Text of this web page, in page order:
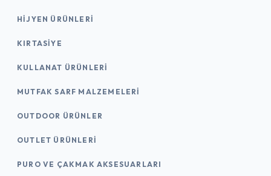
HIJYEN ÜRÜNLERI
KIRTASİYE
KULLANAT ÜRÜNLERI
MUTFAK SARF MALZEMELERI
OUTDOOR ÜRÜNLER
OUTLET ÜRÜNLERI
PURO VE ÇAKMAK AKSESUARLARI